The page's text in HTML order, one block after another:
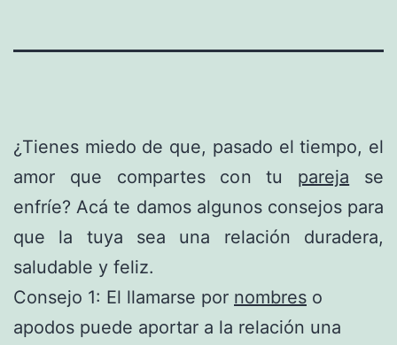
¿Tienes miedo de que, pasado el tiempo, el
amor que compartes con tu pareja se
enfríe? Acá te damos algunos consejos para
que la tuya sea una relación duradera,
saludable y feliz.
Consejo 1: El llamarse por nombres o
apodos puede aportar a la relación una